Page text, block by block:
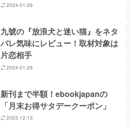
2024-01-26
九號の『放浪犬と迷い猫』をネタ
バレ気味にレビュー！取材対象は
片恋相手
2024-01-26
新刊まで半額！ebookjapanの
「月末お得サタデークーポン」
2023-12-13